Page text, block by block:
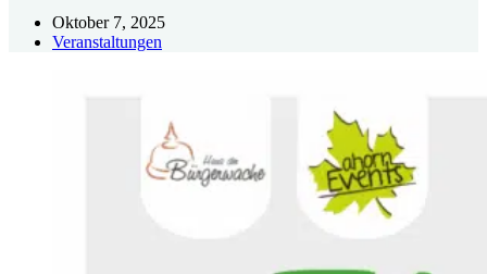
Oktober 7, 2025
Veranstaltungen